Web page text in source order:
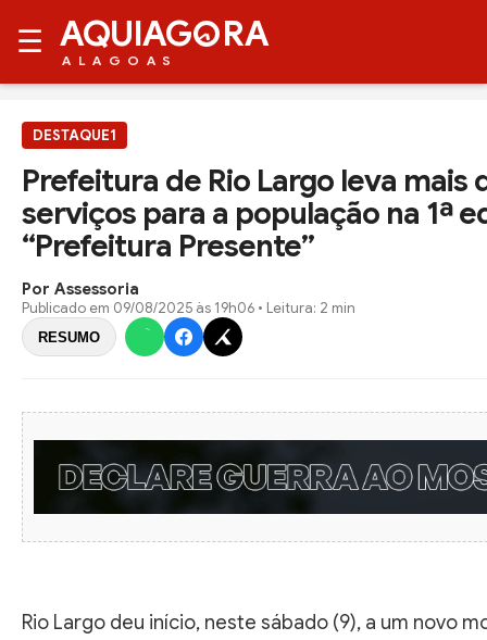
☰ AQUIAG RA
ALAGOAS
DESTAQUE1
Prefeitura de Rio Largo leva mais
serviços para a população na 1ª
“Prefeitura Presente”
Por Assessoria
Publicado em 09/08/2025 às 19h06 • Leitura: 2 min
RESUMO
Rio Largo deu início, neste sábado (9), a um novo